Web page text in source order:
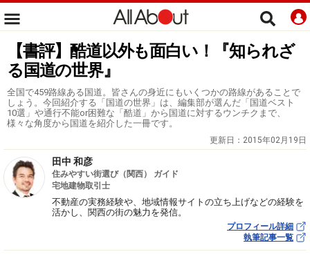
【書評】酷道以外も面白い！『知られざ
る国道の世界』
全国で459路線ある国道。皆さんの身近にもいくつかの路線があることで
しょう。今回紹介する「国道の世界」は、編集部が選んだ「国道ベスト
10選」や通行不能or困難な「酷道」から国道に対するウンチクまで、
様々な角度から国道を紹介した一冊です。
更新日： 2015年02月19日
田中 和彦
住みやすい街選び（関西） ガイド
宅地建物取引士
不動産の実務経験や、地域情報サイトの立ち上げなどの経験を
活かし、関西の街の魅力を発信。
プロフィール詳細
執筆記事一覧